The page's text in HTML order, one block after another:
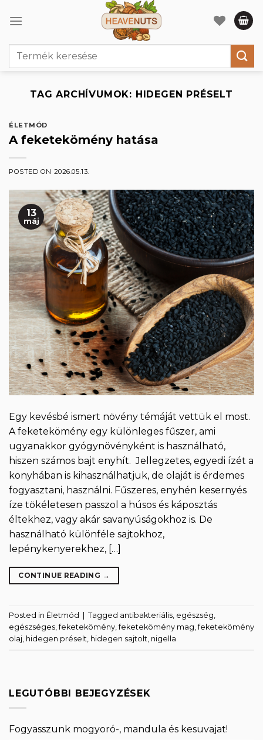
Keresés
TAG ARCHÍVUMOK: HIDEGEN PRÉSELT
ÉLETMÓD
A feketekömény hatása
POSTED ON 2026.05.13.
13
máj
Egy kevésbé ismert növény témáját vettük el most.
A feketekömény egy különleges fűszer, ami
ugyanakkor gyógynövényként is használható,
hiszen számos bajt enyhít. Jellegzetes, egyedi ízét a
konyhában is kihasználhatjuk, de olaját is érdemes
fogyasztani, használni. Fűszeres, enyhén kesernyés
íze tökéletesen passzol a húsos és káposztás
éltekhez, vagy akár savanyúságokhoz is. De
használható különféle sajtokhoz,
lepénykenyerekhez, […]
CONTINUE READING →
Posted in Életmód Tagged antibakteriális, egészség,
egészséges,feketekömény,feketekömény mag,feketekömény
olaj, hidegen préselt, hidegen sajtolt, nigella
LEGUTÓBBI BEJEGYZÉSEK
Fogyasszunk mogyoró-, mandula és kesuvajat!